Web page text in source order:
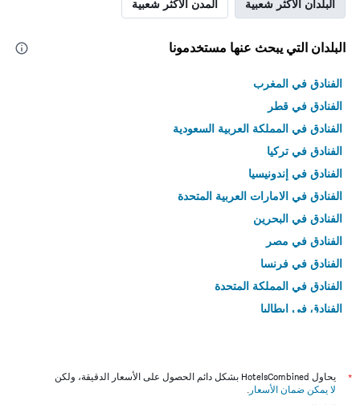
البلدان الأكثر شعبية المدن الأكثر شعبية
البلدان التي يبحث عنها مستخدمونا
الفنادق في المغرب
الفنادق في قطر
الفنادق في المملكة العربية السعودية
الفنادق في تركيا
الفنادق في إندونيسيا
الفنادق في الامارات العربية المتحدة
الفنادق في البحرين
الفنادق في مصر
الفنادق في فرنسا
الفنادق في المملكة المتحدة
الفنادق في إيطاليا
*
يحاول HotelsCombined بشكل دائم الحصول على الأسعار الدقيقة، ولكن
لا يمكن ضمان الأسعار .